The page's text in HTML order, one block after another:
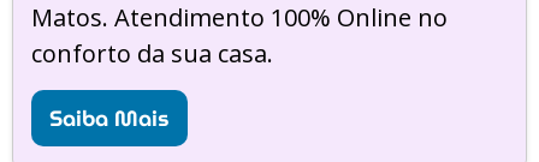
Matos. Atendimento 100% Online no
conforto da sua casa.
Saiba Mais